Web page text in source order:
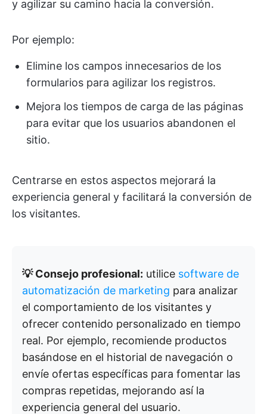
y agilizar su camino hacia la conversión.
Por ejemplo:
Elimine los campos innecesarios de los
formularios para agilizar los registros.
Mejora los tiempos de carga de las páginas
para evitar que los usuarios abandonen el
sitio.
Centrarse en estos aspectos mejorará la
experiencia general y facilitará la conversión de
los visitantes.
💡 Consejo profesional: utilice software de
automatización de marketing para analizar
el comportamiento de los visitantes y
ofrecer contenido personalizado en tiempo
real. Por ejemplo, recomiende productos
basándose en el historial de navegación o
envíe ofertas específicas para fomentar las
compras repetidas, mejorando así la
experiencia general del usuario.